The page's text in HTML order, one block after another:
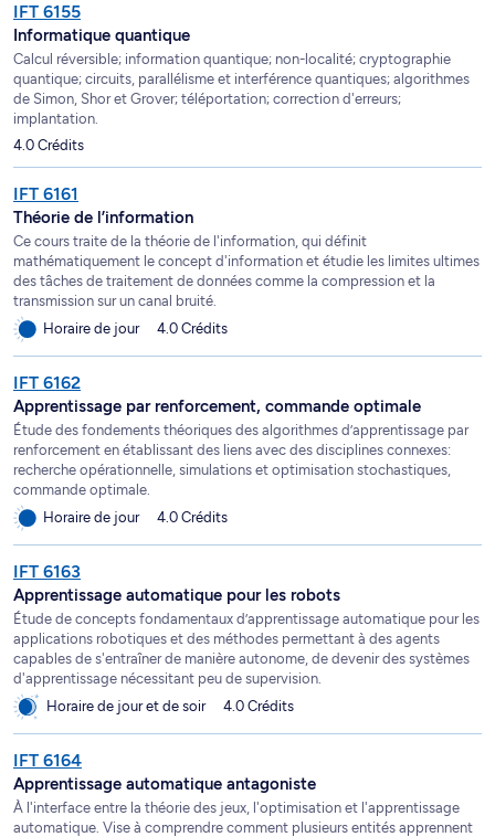
IFT 6155
Informatique quantique
Calcul réversible; information quantique; non-localité; cryptographie
quantique; circuits, parallélisme et interférence quantiques; algorithmes
de Simon, Shor et Grover; téléportation; correction d'erreurs;
implantation.
4.0 Crédits
IFT 6161
Théorie de l’information
Ce cours traite de la théorie de l'information, qui définit
mathématiquement le concept d'information et étudie les limites ultimes
des tâches de traitement de données comme la compression et la
transmission sur un canal bruité.
Horaire de jour
4.0 Crédits
IFT 6162
Apprentissage par renforcement, commande optimale
Étude des fondements théoriques des algorithmes d’apprentissage par
renforcement en établissant des liens avec des disciplines connexes:
recherche opérationnelle, simulations et optimisation stochastiques,
commande optimale.
Horaire de jour
4.0 Crédits
IFT 6163
Apprentissage automatique pour les robots
Étude de concepts fondamentaux d’apprentissage automatique pour les
applications robotiques et des méthodes permettant à des agents
capables de s'entraîner de manière autonome, de devenir des systèmes
d'apprentissage nécessitant peu de supervision.
Horaire de jour et de soir
4.0 Crédits
IFT 6164
Apprentissage automatique antagoniste
À l'interface entre la théorie des jeux, l'optimisation et l'apprentissage
automatique. Vise à comprendre comment plusieurs entités apprennent